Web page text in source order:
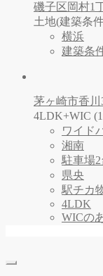
磯子区岡村1
土地(建築条
横浜
建築条
茅ヶ崎市香川
4LDK+WIC
ワイド
湘南
駐車場2
県央
駅チカ
4LDK
WICの